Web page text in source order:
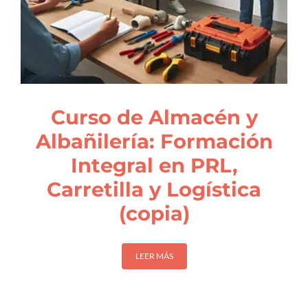
Curso de Almacén y
Albañilería: Formación
Integral en PRL,
Carretilla y Logística
(copia)
LEER MÁS